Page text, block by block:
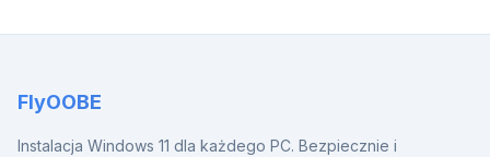
FlyOOBE
Instalacja Windows 11 dla każdego PC. Bezpiecznie i